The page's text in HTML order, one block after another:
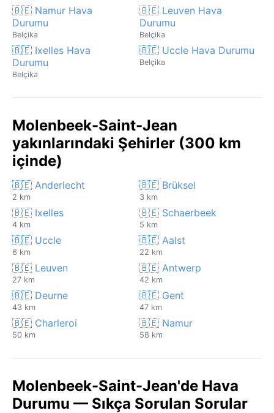
🇧🇪 Namur Hava
Durumu
Belçika
🇧🇪 Leuven Hava
Durumu
Belçika
🇧🇪 Ixelles Hava
Durumu
Belçika
🇧🇪 Uccle Hava Durumu
Belçika
Molenbeek-Saint-Jean
yakınlarındaki Şehirler (300 km
içinde)
🇧🇪 Anderlecht
2 km
🇧🇪 Brüksel
3 km
🇧🇪 Ixelles
4 km
🇧🇪 Schaerbeek
5 km
🇧🇪 Uccle
6 km
🇧🇪 Aalst
22 km
🇧🇪 Leuven
27 km
🇧🇪 Antwerp
42 km
🇧🇪 Deurne
43 km
🇧🇪 Gent
47 km
🇧🇪 Charleroi
50 km
🇧🇪 Namur
58 km
Molenbeek-Saint-Jean'de Hava
Durumu — Sıkça Sorulan Sorular